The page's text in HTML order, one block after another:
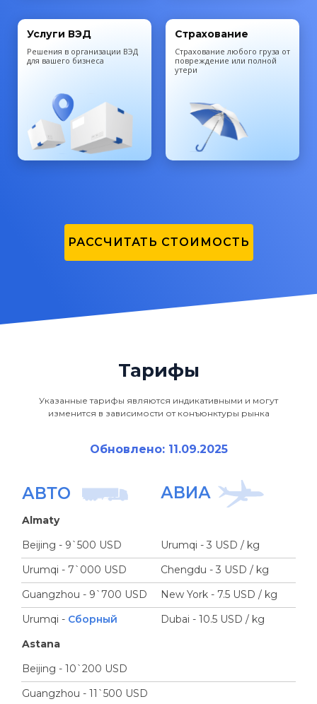
Услуги ВЭД
Решения в организации ВЭД
для вашего бизнеса
Страхование
Cтрахование любого груза от
повреждение или полной
утери
РАССЧИТАТЬ СТОИМОСТЬ
Тарифы
Указанные тарифы являются индикативными и могут
изменится в зависимости от конъюнктуры рынка
Обновлено: 11.09.2025
АВТО АВИА
Almaty
Beijing - 9`500 USD
Urumqi - 3 USD / kg
Urumqi - 7`000 USD
Chengdu - 3 USD / kg
Guangzhou - 9`700 USD
New York - 7.5 USD / kg
Urumqi - Сборный
Dubai - 10.5 USD / kg
Astana
Beijing - 10`200 USD
Guangzhou - 11`500 USD